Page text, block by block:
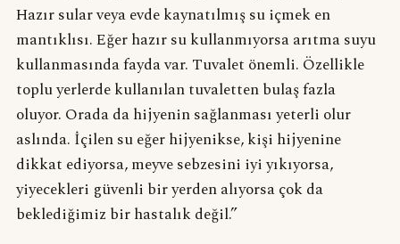
Hazır sular veya evde kaynatılmış su içmek en
mantıklısı. Eğer hazır su kullanmıyorsa arıtma suyu
kullanmasında fayda var. Tuvalet önemli. Özellikle
toplu yerlerde kullanılan tuvaletten bulaş fazla
oluyor. Orada da hijyenin sağlanması yeterli olur
aslında. İçilen su eğer hijyenikse, kişi hijyenine
dikkat ediyorsa, meyve sebzesini iyi yıkıyorsa,
yiyecekleri güvenli bir yerden alıyorsa çok da
beklediğimiz bir hastalık değil.”